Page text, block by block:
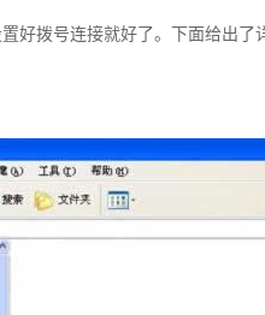
好拨号连接就好了。下面给出了